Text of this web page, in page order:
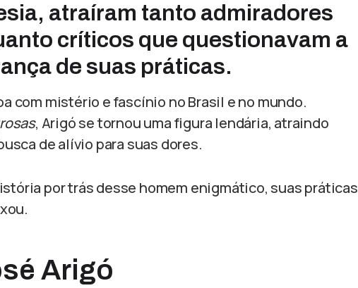
atraíram tanto admiradores
críticos que questionavam a
de suas práticas.
com mistério e fascínio no Brasil e no mundo.
, Arigó se tornou uma figura lendária, atraindo
de alívio para suas dores.
por trás desse homem enigmático, suas práticas
Arigó